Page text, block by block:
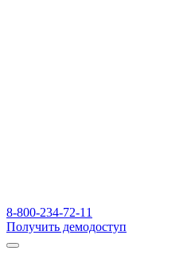
8-800-234-72-11
Получить демодоступ